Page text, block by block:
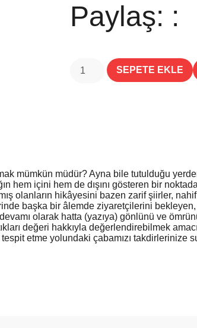
Paylaş: :
SEPETE EKLE
mümkün müdür? Ayna bile tutulduğu
hem içini hem de dışını gösteren bir
olanların hikâyesini bazen zarif şiirler,
başka bir âlemde ziyaretçilerini bekleyen,
olarak hatta (yazıya) gönlünü ve
değeri hakkıyla değerlendirebilmek
etme yolundaki çabamızı takdirlerinize